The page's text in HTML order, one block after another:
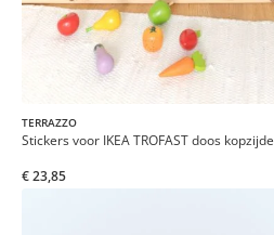
TERRAZZO
Stickers voor IKEA TROFAST doos kopzijde
€ 23,85